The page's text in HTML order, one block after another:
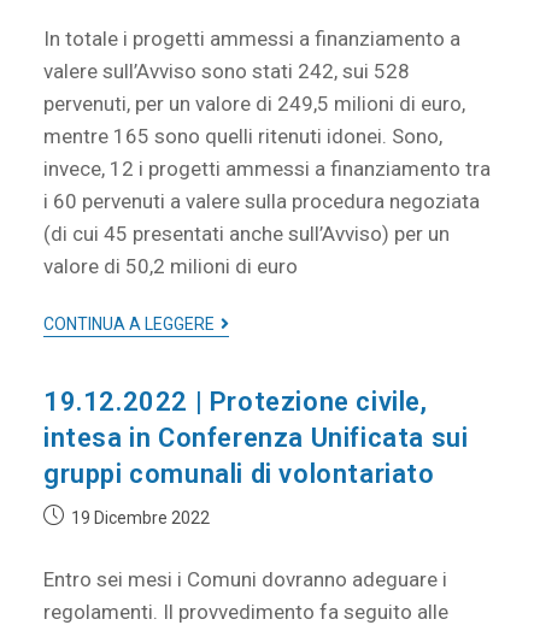
In totale i progetti ammessi a finanziamento a
valere sull’Avviso sono stati 242, sui 528
pervenuti, per un valore di 249,5 milioni di euro,
mentre 165 sono quelli ritenuti idonei. Sono,
invece, 12 i progetti ammessi a finanziamento tra
i 60 pervenuti a valere sulla procedura negoziata
(di cui 45 presentati anche sull’Avviso) per un
valore di 50,2 milioni di euro
CONTINUA A LEGGERE
19.12.2022 | Protezione civile,
intesa in Conferenza Unificata sui
gruppi comunali di volontariato
19 Dicembre 2022
Entro sei mesi i Comuni dovranno adeguare i
regolamenti. Il provvedimento fa seguito alle